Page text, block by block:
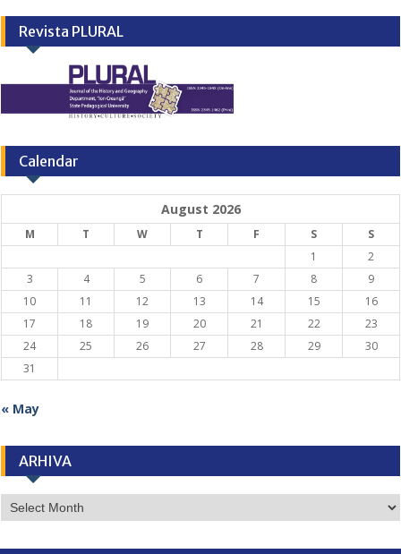
Revista PLURAL
Calendar
August 2026
M T W T F S
S
1
2
3
4 5 6 7 8
9
10
11 12 13 14 15
16
17
18 19 20 21 22
23
24
25 26 27 28 29
30
31
« May
ARHIVA
ARHIVA